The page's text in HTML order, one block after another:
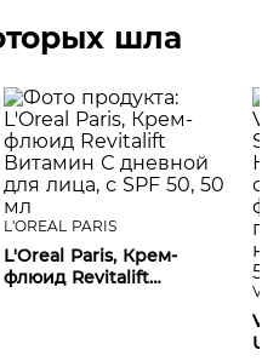
шла
L'OREAL PARIS
L'Oreal Paris, Крем-
флюид Revitalift